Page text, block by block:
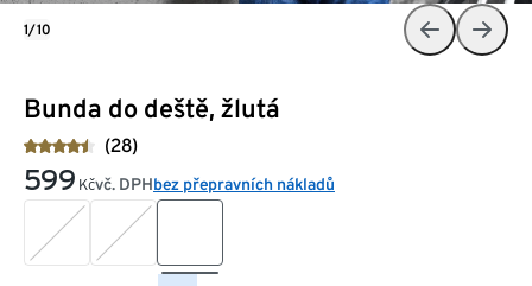
Bunda do deště, žlutá
(28)
599 Kčvč. DPHbez přepravních nákladů
1/10